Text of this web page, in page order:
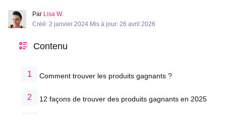
Par Lisa W.
Créé: 2 janvier 2024 Mis à jour: 26 avril 2026
Contenu
Comment trouver les produits gagnants ?
12 façons de trouver des produits gagnants en 2025